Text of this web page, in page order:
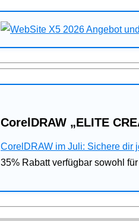
CorelDRAW „ELITE
CorelDRAW im Juli: Sichere dir
35% Rabatt verfügbar sowohl